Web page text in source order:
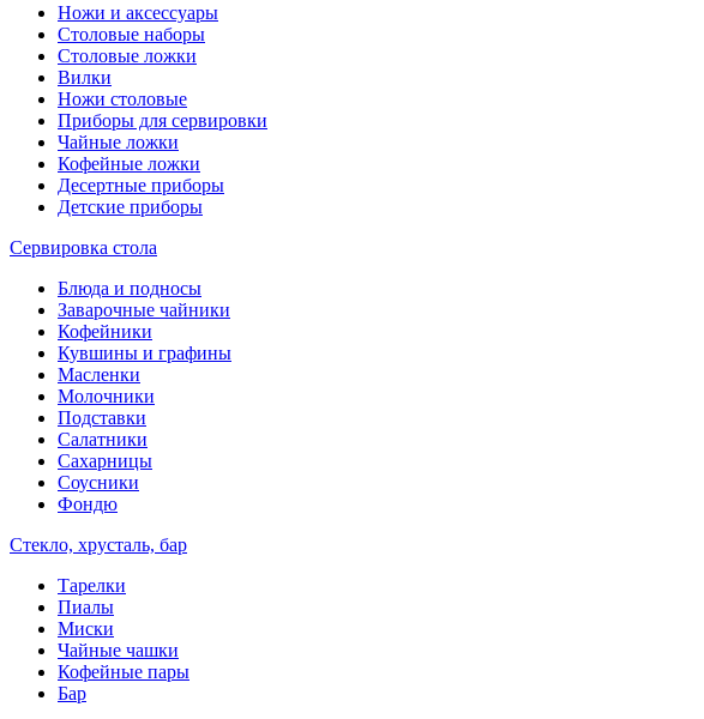
Ножи и аксессуары
Столовые наборы
Столовые ложки
Вилки
Ножи столовые
Приборы для сервировки
Чайные ложки
Кофейные ложки
Десертные приборы
Детские приборы
Сервировка стола
Блюда и подносы
Заварочные чайники
Кофейники
Кувшины и графины
Масленки
Молочники
Подставки
Салатники
Сахарницы
Соусники
Фондю
Стекло, хрусталь, бар
Тарелки
Пиалы
Миски
Чайные чашки
Кофейные пары
Бар